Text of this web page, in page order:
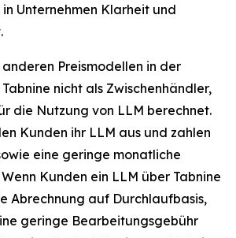
Unternehmen Klarheit und
Preismodellen in der
nicht als Zwischenhändler,
die Nutzung von LLM berechnet.
Kunden ihr LLM aus und zahlen
eine geringe monatliche
Kunden ein LLM über Tabnine
Abrechnung auf Durchlaufbasis,
geringe Bearbeitungsgebühr